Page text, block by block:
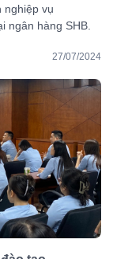
nghiệp vụ
ngân hàng SHB.
27/07/2024